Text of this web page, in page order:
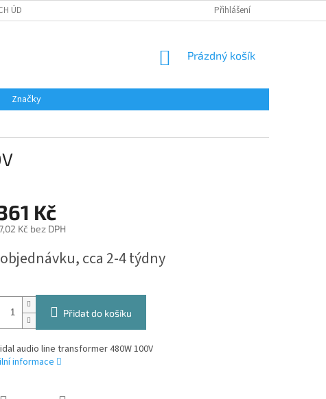
ÚDAJŮ Přihlášení
NÁKUPNÍ
Prázdný košík
Značky
Kč
Kč bez DPH
cca 2-4 týdny
Přidat do košíku
audio line transformer 480W 100V
informace